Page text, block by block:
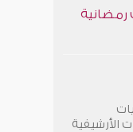
الأرشيفية